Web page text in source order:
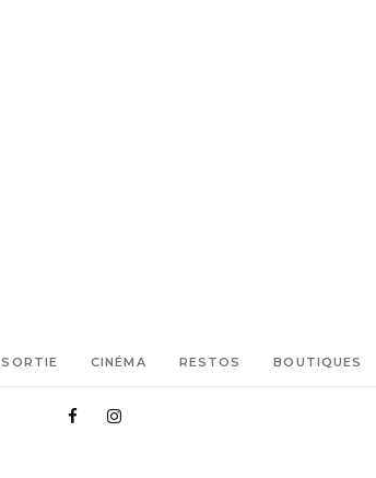
SORTIE CINÉMA RESTOS BOUTIQUES